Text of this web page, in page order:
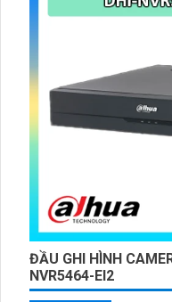
ĐẦU GHI HÌNH
NVR5464-EI2